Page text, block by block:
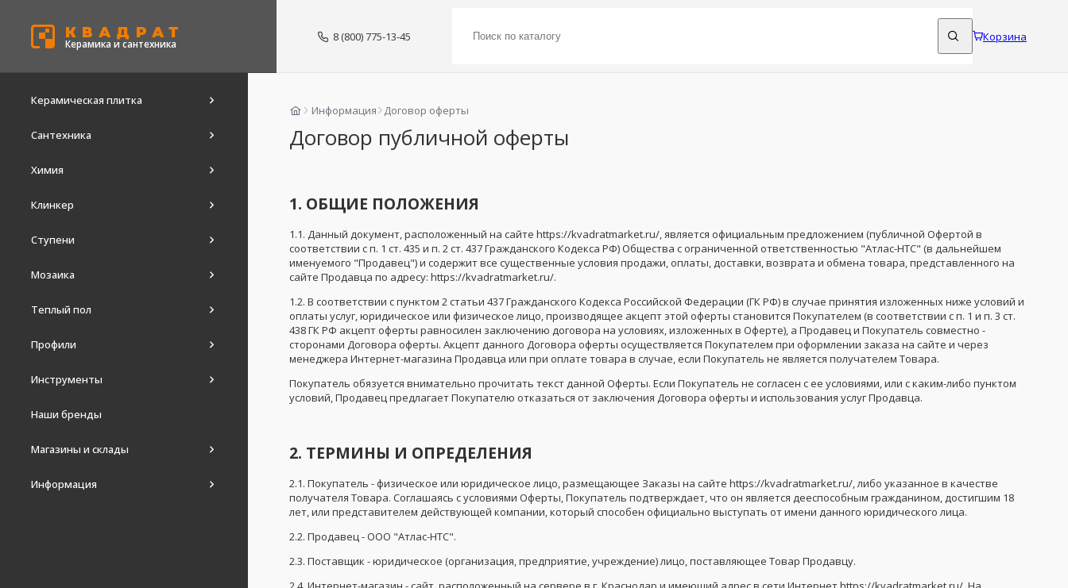
КВАДРАТ
Керамика и сантехника
8 (800) 775-13-45 Корзина
Керамическая плитка
Сантехника
Химия
Клинкер
Ступени
Мозаика
Теплый пол
Профили
Инструменты
Наши бренды
Магазины и склады
Информация
Информация Договор оферты
Договор публичной оферты
1. ОБЩИЕ ПОЛОЖЕНИЯ
1.1. Данный документ, расположенный на сайте https://kvadratmarket.ru/, является официальным предложением (публичной Офертой в
соответствии с п. 1 ст. 435 и п. 2 ст. 437 Гражданского Кодекса РФ) Общества с ограниченной ответственностью "Атлас-НТС" (в дальнейшем
именуемого "Продавец") и содержит все существенные условия продажи, оплаты, доставки, возврата и обмена товара, представленного на
сайте Продавца по адресу: https://kvadratmarket.ru/.
1.2. В соответствии с пунктом 2 статьи 437 Гражданского Кодекса Российской Федерации (ГК РФ) в случае принятия изложенных ниже условий и
оплаты услуг, юридическое или физическое лицо, производящее акцепт этой оферты становится Покупателем (в соответствии с п. 1 и п. 3 ст.
438 ГК РФ акцепт оферты равносилен заключению договора на условиях, изложенных в Оферте), а Продавец и Покупатель совместно -
сторонами Договора оферты. Акцепт данного Договора оферты осуществляется Покупателем при оформлении заказа на сайте и через
менеджера Интернет-магазина Продавца или при оплате товара в случае, если Покупатель не является получателем Товара.
Покупатель обязуется внимательно прочитать текст данной Оферты. Если Покупатель не согласен с ее условиями, или с каким-либо пунктом
условий, Продавец предлагает Покупателю отказаться от заключения Договора оферты и использования услуг Продавца.
2. ТЕРМИНЫ И ОПРЕДЕЛЕНИЯ
2.1. Покупатель - физическое или юридическое лицо, размещающее Заказы на сайте https://kvadratmarket.ru/, либо указанное в качестве
получателя Товара. Соглашаясь с условиями Оферты, Покупатель подтверждает, что он является дееспособным гражданином, достигшим 18
лет, или представителем действующей компании, который способен официально выступать от имени данного юридического лица.
2.2. Продавец - ООО "Атлас-НТС".
2.3. Поставщик - юридическое (организация, предприятие, учреждение) лицо, поставляющее Товар Продавцу.